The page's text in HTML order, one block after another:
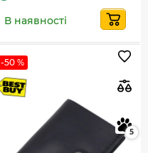
В наявності
-50 %
5